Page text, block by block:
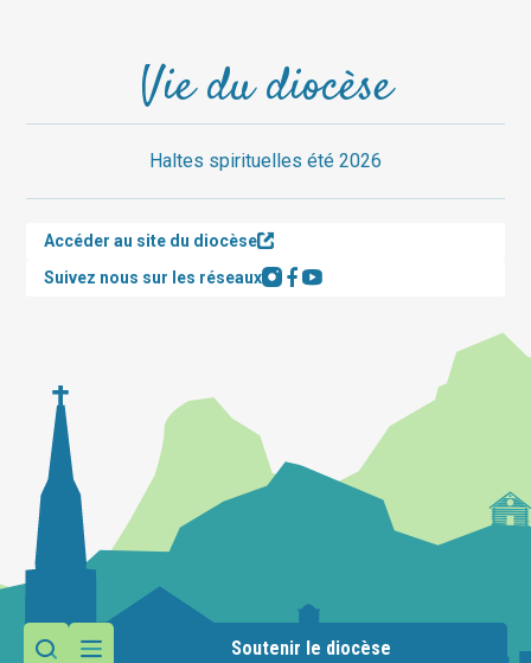
Soutenir le diocèse
Vie du diocèse
Haltes spirituelles été 2026
Accéder au site du diocèse
Suivez nous sur les réseaux